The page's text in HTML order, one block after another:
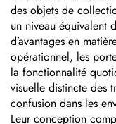
des objets de
un niveau équivalent
d’avantages en
opérationnel, les
la fonctionnalité
visuelle distincte des
confusion dans les
Leur conception